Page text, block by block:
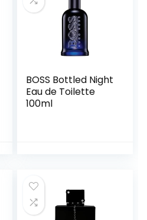
BOSS Bottled Night
Eau de Toilette
100ml